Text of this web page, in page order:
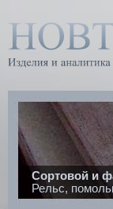
Сортовой и
Рельс,